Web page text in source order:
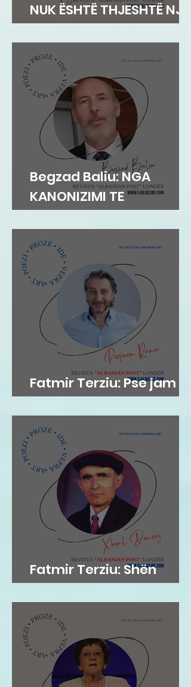
NUK ËSHTË THJESHTË NJË
TERRITOR
Begzad Baliu: NGA
KANONIZIMI TE
PROBLEMATIZIMI
AKADEMIK
Fatmir Terziu: Pse jam
me Përparim Ramën
Fatmir Terziu: Shën
Helena dhe Kuçi